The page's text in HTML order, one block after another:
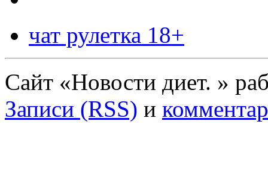
чат рулетка 18+
Сайт «Новости диет. »
Записи (RSS) и